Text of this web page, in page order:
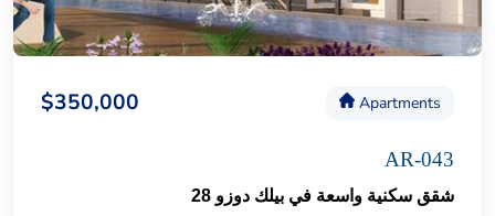
Apartments
$350,000
AR-043
شقق سكنية واسعة في بيلك دوزو 28